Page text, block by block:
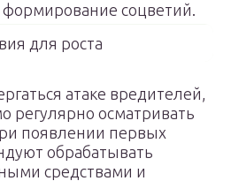
соцветий.
для роста
атаке вредителей,
регулярно осматривать
появлении первых
обрабатывать
средствами и